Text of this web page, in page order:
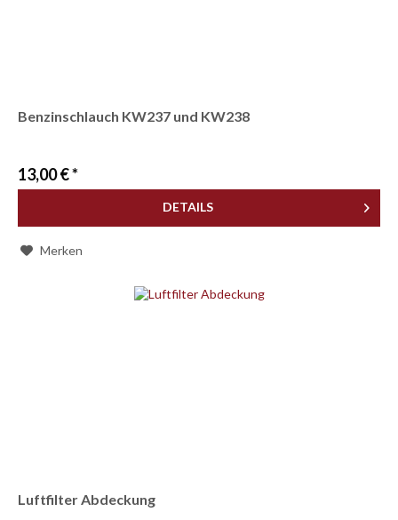
Benzinschlauch KW237 und KW238
13,00 € *
DETAILS
Merken
Luftfilter Abdeckung